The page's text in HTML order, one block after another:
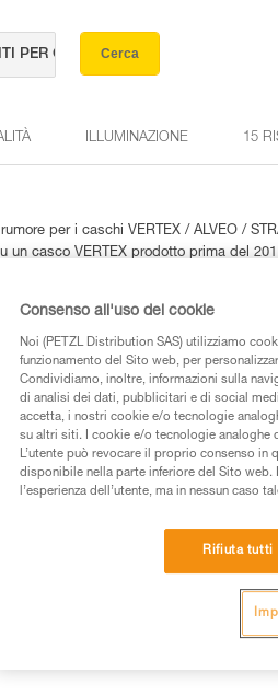
Cerca
ILLUMINAZIONE 15
per i caschi VERTEX / ALVEO /
un casco VERTEX prodotto prima del
HELMET ADAPT?
Petzl?
ricerca
Consenso all'uso dei cookie
Noi (PETZL Distribution SAS) utilizziamo
funzionamento del Sito web, per
Condividiamo, inoltre, informazioni sulla
di analisi dei dati, pubblicitari e di social
accetta, i nostri cookie e/o tecnologie
su altri siti. I cookie e/o tecnologie analoghe
L’utente può revocare il proprio consenso
disponibile nella parte inferiore del Sito
l’esperienza dell’utente, ma in nessun caso
Rifiuta tutti